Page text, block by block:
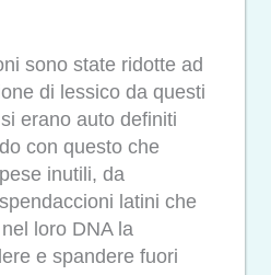
sono state ridotte ad
di lessico da questi
erano auto definiti
con questo che
inutili, da
latini che
loro DNA la
e spandere fuori